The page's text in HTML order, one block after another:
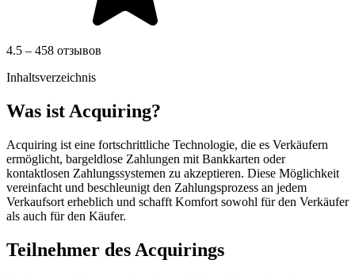
4.5 – 458 отзывов
Inhaltsverzeichnis
Was ist Acquiring?
Acquiring ist eine fortschrittliche Technologie, die es Verkäufern
ermöglicht, bargeldlose Zahlungen mit Bankkarten oder
kontaktlosen Zahlungssystemen zu akzeptieren. Diese Möglichkeit
vereinfacht und beschleunigt den Zahlungsprozess an jedem
Verkaufsort erheblich und schafft Komfort sowohl für den Verkäufer
als auch für den Käufer.
Teilnehmer des Acquirings